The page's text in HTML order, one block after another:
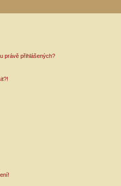
právě přihlášených?